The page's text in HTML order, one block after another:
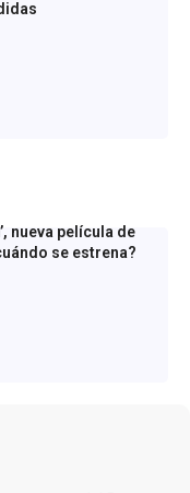
nueva película de
se estrena?